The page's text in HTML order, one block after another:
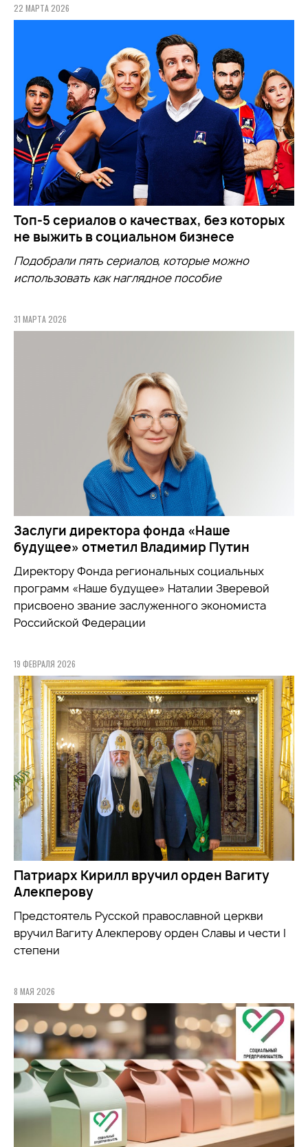
22 МАРТА 2026
Топ-5 сериалов о качествах, без которых
не выжить в социальном бизнесе
Подобрали пять сериалов, которые можно
использовать как наглядное пособие
31 МАРТА 2026
Заслуги директора фонда «Наше
будущее» отметил Владимир Путин
Директору Фонда региональных социальных
программ «Наше будущее» Наталии Зверевой
присвоено звание заслуженного экономиста
Российской Федерации
19 ФЕВРАЛЯ 2026
Патриарх Кирилл вручил орден Вагиту
Алекперову
Предстоятель Русской православной церкви
вручил Вагиту Алекперову орден Славы и чести I
степени
8 МАЯ 2026